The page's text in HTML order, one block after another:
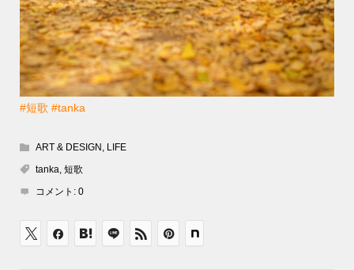
#短歌 #tanka
ART & DESIGN , LIFE
tanka, 短歌
コメント: 0